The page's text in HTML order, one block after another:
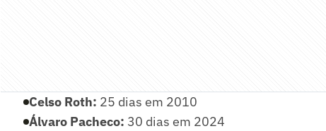
Celso Roth: 25 dias em 2010
Álvaro Pacheco: 30 dias em 2024